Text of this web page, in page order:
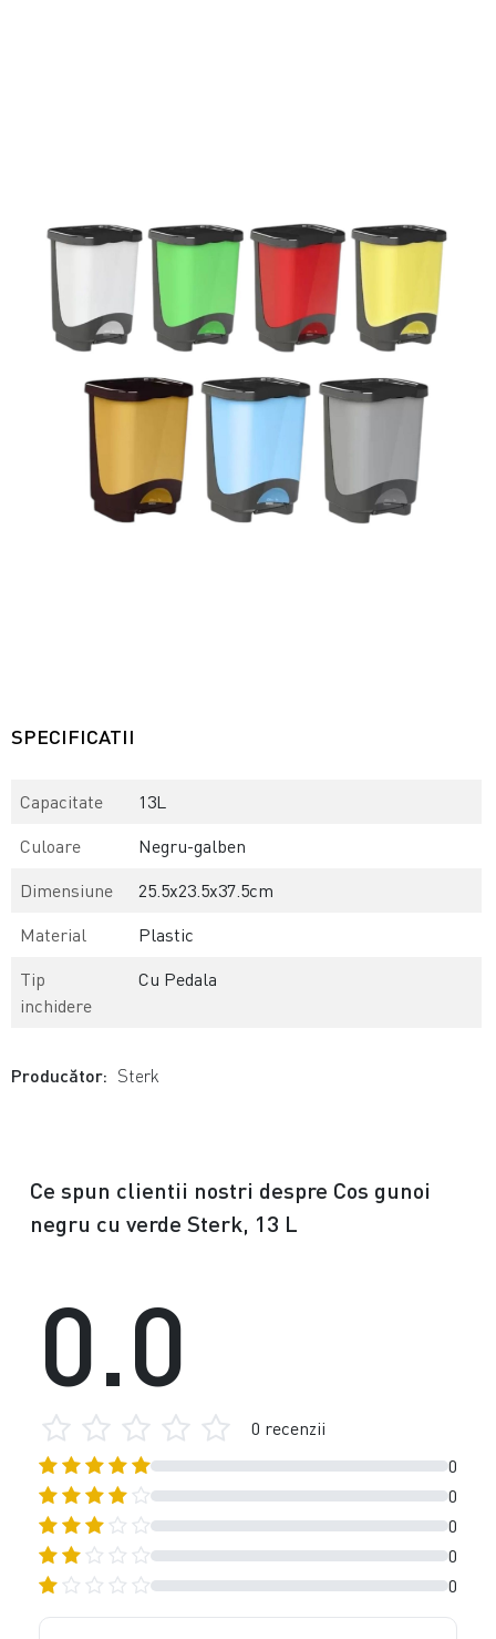
SPECIFICATII
Capacitate
13L
Culoare
Negru-galben
Dimensiune
25.5x23.5x37.5cm
Material
Plastic
Tip
inchidere
Cu Pedala
Producător: Sterk
Ce spun clientii nostri despre Cos gunoi
negru cu verde Sterk, 13 L
0
0
0
0
0
0.0
0 recenzii